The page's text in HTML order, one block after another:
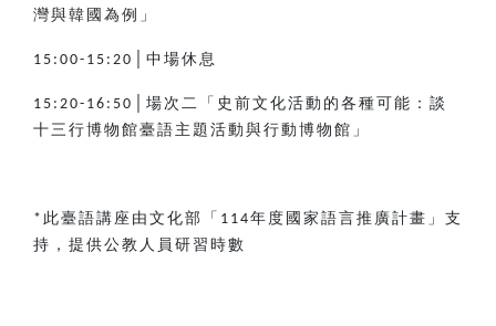
灣與韓國為例」
15:00-15:20 │中場休息
15:20-16:50
│場次二「史前文化活動的各種可能：談
十三行博物館臺語主題活動與行動博物館」
* 此臺語講座由文化部「 114年度國家語言推廣計畫」支
持，提供公教人員研習時數